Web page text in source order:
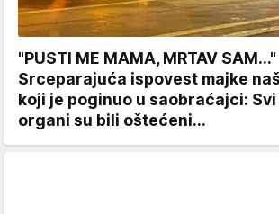
"PUSTI ME MAMA, MRTAV SAM..."
Srceparajuća ispovest majke
koji je poginuo u saobraćajci:
organi su bili oštećeni...